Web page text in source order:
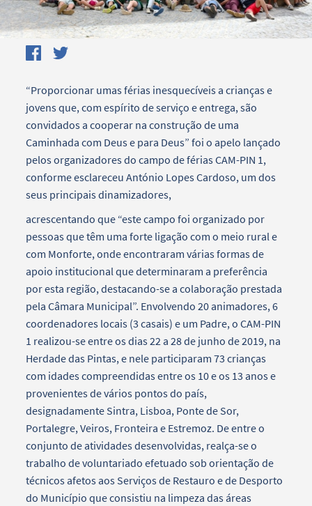
“Proporcionar umas férias inesquecíveis a crianças e
jovens que, com espírito de serviço e entrega, são
convidados a cooperar na construção de uma
Caminhada com Deus e para Deus” foi o apelo lançado
pelos organizadores do campo de férias CAM-PIN 1,
conforme esclareceu António Lopes Cardoso, um dos
seus principais dinamizadores,
acrescentando que “este campo foi organizado por
pessoas que têm uma forte ligação com o meio rural e
com Monforte, onde encontraram várias formas de
apoio institucional que determinaram a preferência
por esta região, destacando-se a colaboração prestada
pela Câmara Municipal”. Envolvendo 20 animadores, 6
coordenadores locais (3 casais) e um Padre, o CAM-PIN
1 realizou-se entre os dias 22 a 28 de junho de 2019, na
Herdade das Pintas, e nele participaram 73 crianças
com idades compreendidas entre os 10 e os 13 anos e
provenientes de vários pontos do país,
designadamente Sintra, Lisboa, Ponte de Sor,
Portalegre, Veiros, Fronteira e Estremoz. De entre o
conjunto de atividades desenvolvidas, realça-se o
trabalho de voluntariado efetuado sob orientação de
técnicos afetos aos Serviços de Restauro e de Desporto
do Município que consistiu na limpeza das áreas